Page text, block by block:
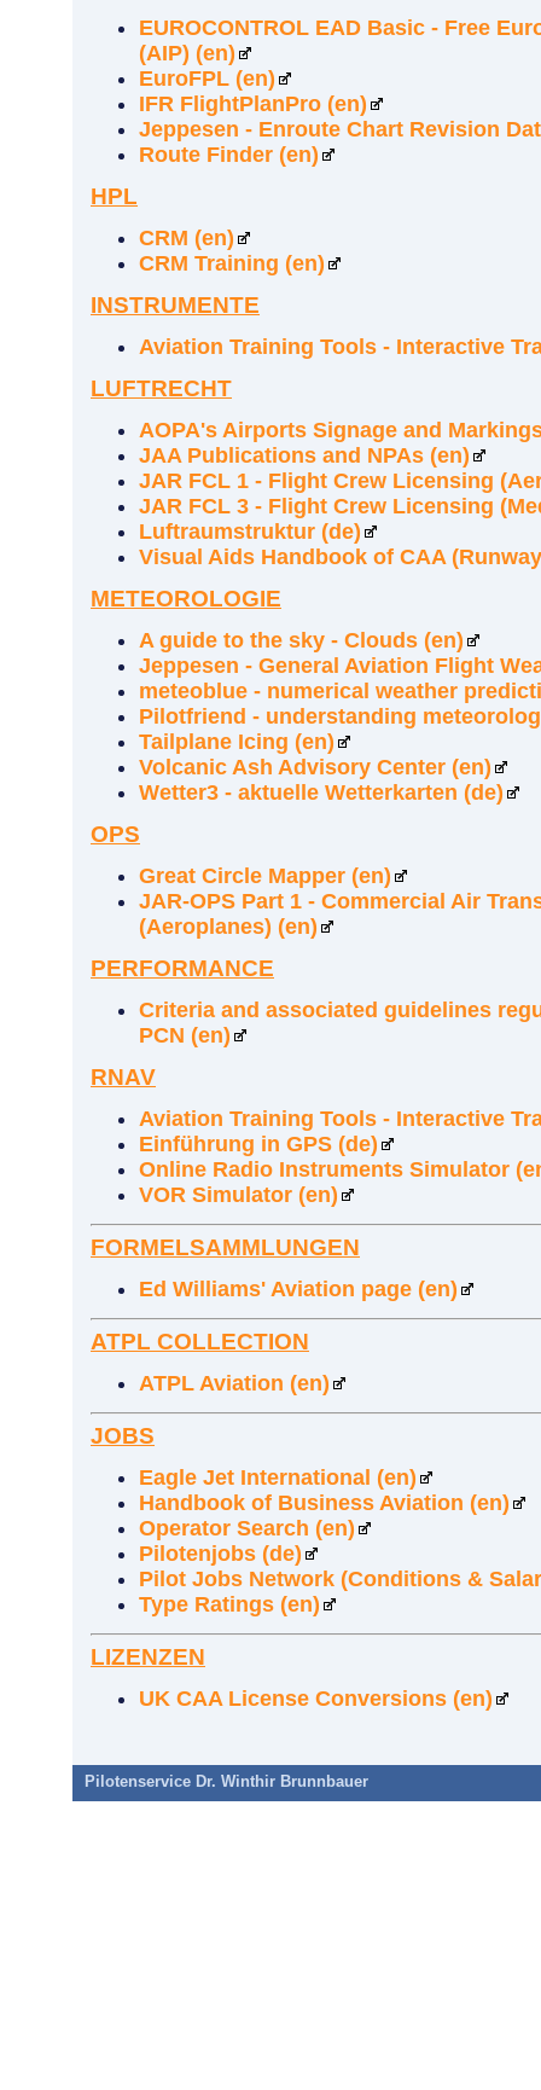
EUROCONTROL EAD Basic - Free
(AIP) (en)
EuroFPL (en)
IFR FlightPlanPro (en)
Jeppesen - Enroute Chart Revision
Route Finder (en)
HPL
CRM (en)
CRM Training (en)
INSTRUMENTE
Aviation Training Tools - Interactive
LUFTRECHT
AOPA's Airports Signage and
JAA Publications and NPAs (en)
JAR FCL 1 - Flight Crew Licensing
JAR FCL 3 - Flight Crew Licensing
Luftraumstruktur (de)
Visual Aids Handbook of CAA
METEOROLOGIE
A guide to the sky - Clouds (en)
Jeppesen - General Aviation Flight
meteoblue - numerical weather
Pilotfriend - understanding
Tailplane Icing (en)
Volcanic Ash Advisory Center (en)
Wetter3 - aktuelle Wetterkarten (de)
OPS
Great Circle Mapper (en)
JAR-OPS Part 1 - Commercial Air
(Aeroplanes) (en)
PERFORMANCE
Criteria and associated guidelines
PCN (en)
RNAV
Aviation Training Tools - Interactive
Einführung in GPS (de)
Online Radio Instruments Simulator
VOR Simulator (en)
FORMELSAMMLUNGEN
Ed Williams' Aviation page (en)
ATPL COLLECTION
ATPL Aviation (en)
JOBS
Eagle Jet International (en)
Handbook of Business Aviation (en)
Operator Search (en)
Pilotenjobs (de)
Pilot Jobs Network (Conditions &
Type Ratings (en)
LIZENZEN
UK CAA License Conversions (en)
Pilotenservice Dr. Winthir Brunnbauer